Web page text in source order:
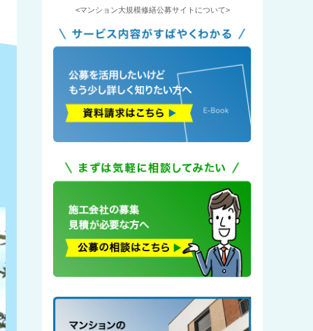
<マンション大規模修繕公募サイトについて>